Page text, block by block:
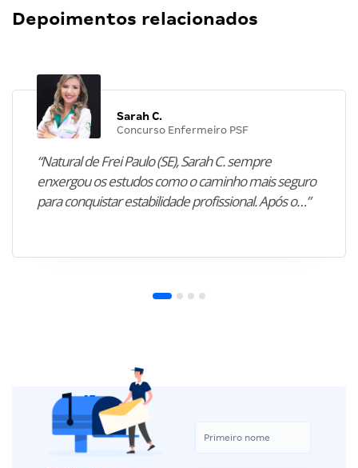
Depoimentos relacionados
Sarah C.
Concurso Enfermeiro PSF
“Natural de Frei Paulo (SE), Sarah C. sempre
enxergou os estudos como o caminho mais seguro
para conquistar estabilidade profissional. Após o…”